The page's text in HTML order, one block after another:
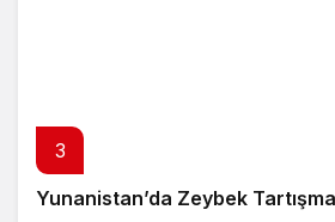
3
Yunanistan’da Zeybek